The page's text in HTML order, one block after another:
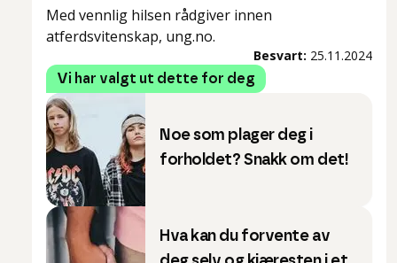
Med vennlig hilsen rådgiver innen
atferdsvitenskap, ung.no.
Besvart: 25.11.2024
Vi har valgt ut dette for deg
Noe som plager deg i
forholdet? Snakk om det!
Hva kan du forvente av